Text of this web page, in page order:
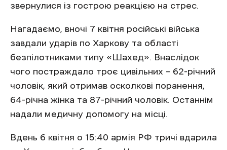
звернулися із гострою реакцією на стрес.
Нагадаємо, вночі 7 квітня російські війська
завдали ударів по Харкову та області
безпілотниками типу «Шахед». Внаслідок
чого постраждало троє цивільних – 62-річний
чоловік, який отримав осколкові поранення,
64-річна жінка та 87-річний чоловік. Останнім
надали медичну допомогу на місці.
Вдень 6 квітня о 15:40 армія РФ тричі вдарила